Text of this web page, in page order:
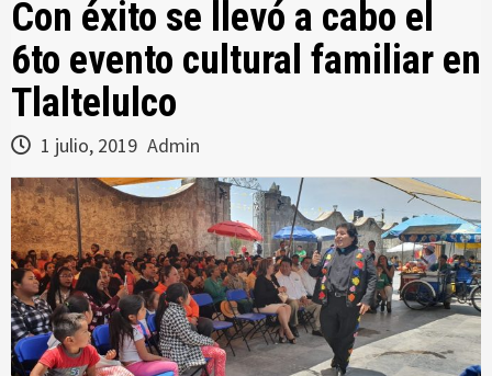
Con éxito se llevó a cabo el
6to evento cultural familiar en
Tlaltelulco
1 julio, 2019 Admin